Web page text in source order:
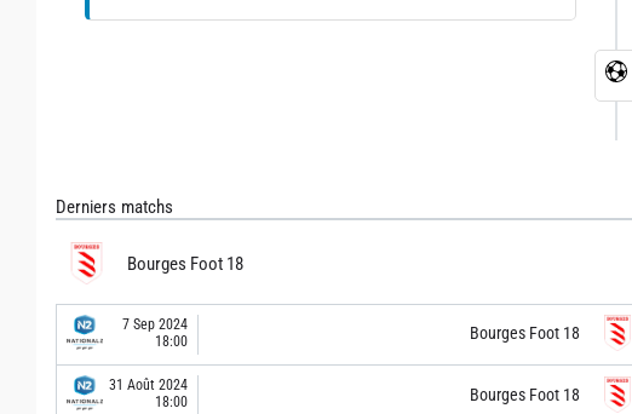
Derniers matchs
Bourges Foot 18
7 Sep 2024
18:00
Bourges Foot 18
31 Août 2024
18:00
Bourges Foot 18